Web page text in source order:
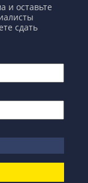
и оставьте
сдать